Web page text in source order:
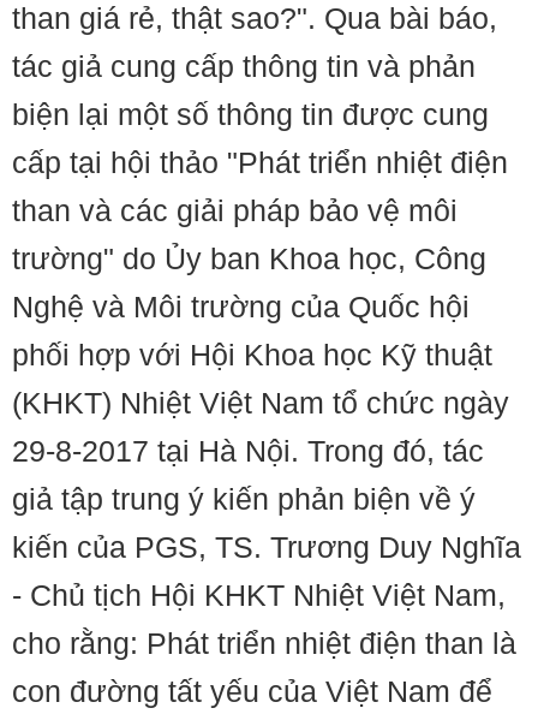
than giá rẻ, thật sao?". Qua bài báo,
tác giả cung cấp thông tin và phản
biện lại một số thông tin được cung
cấp tại hội thảo "Phát triển nhiệt điện
than và các giải pháp bảo vệ môi
trường" do Ủy ban Khoa học, Công
Nghệ và Môi trường của Quốc hội
phối hợp với Hội Khoa học Kỹ thuật
(KHKT) Nhiệt Việt Nam tổ chức ngày
29-8-2017 tại Hà Nội. Trong đó, tác
giả tập trung ý kiến phản biện về ý
kiến của PGS, TS. Trương Duy Nghĩa
- Chủ tịch Hội KHKT Nhiệt Việt Nam,
cho rằng: Phát triển nhiệt điện than là
con đường tất yếu của Việt Nam để